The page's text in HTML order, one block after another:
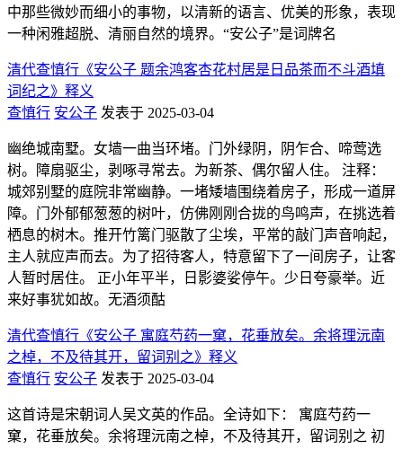
中那些微妙而细小的事物，以清新的语言、优美的形象，表现
一种闲雅超脱、清丽自然的境界。“安公子”是词牌名
清代查慎行《安公子 题余鸿客杏花村居是日品茶而不斗酒填
词纪之》释义
查慎行 安公子 发表于 2025-03-04
幽绝城南墅。女墙一曲当环堵。门外绿阴，阴乍合、啼莺选
树。障扇驱尘，剥啄寻常去。为新茶、偶尔留人住。 注释：
城郊别墅的庭院非常幽静。一堵矮墙围绕着房子，形成一道屏
障。门外郁郁葱葱的树叶，仿佛刚刚合拢的鸟鸣声，在挑选着
栖息的树木。推开竹篱门驱散了尘埃，平常的敲门声音响起，
主人就应声而去。为了招待客人，特意留下了一间房子，让客
人暂时居住。 正小年平半，日影婆娑停午。少日夸豪举。近
来好事犹如故。无酒须酤
清代查慎行《安公子 寓庭芍药一窠，花垂放矣。余将理沅南
之棹，不及待其开，留词别之》释义
查慎行 安公子 发表于 2025-03-04
这首诗是宋朝词人吴文英的作品。全诗如下： 寓庭芍药一
窠，花垂放矣。余将理沅南之棹，不及待其开，留词别之 初